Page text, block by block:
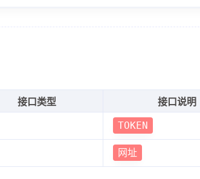
接口类型 接口说明
TOKEN
网址